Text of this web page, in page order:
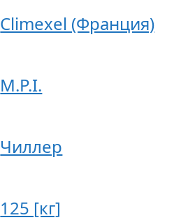
Climexel (Франция)
M.P.I.
Чиллер
125 [кг]